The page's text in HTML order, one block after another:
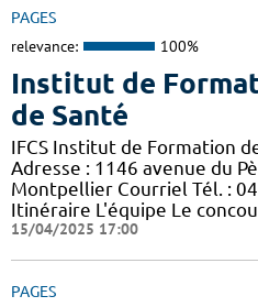
PAGES
relevance: 100%
Institut de
de Santé
IFCS Institut de Formation
Adresse : 1146 avenue du
Montpellier Courriel Tél. :
Itinéraire L'équipe Le
15/04/2025 17:00
PAGES